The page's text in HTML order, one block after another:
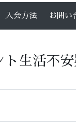
入会方法 お問い
ト生活不